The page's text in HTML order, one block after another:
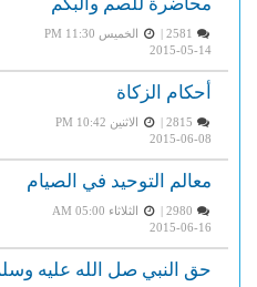
محاضرة للصم والبكم
الخميس PM 11:30
2015-05-14
أحكام الزكاة
الاثنين PM 10:42
2015-06-08
معالم التوحيد في الصيام
الثلاثاء AM 05:00
2015-06-16
حق النبي صل الله عليه